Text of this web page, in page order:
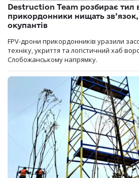
Destruction Team розбирає тил
прикордонники нищать зв’язок,
окупантів
FPV-дрони прикордонників уразили
техніку, укриття та логістичний хаб
Слобожанському напрямку.